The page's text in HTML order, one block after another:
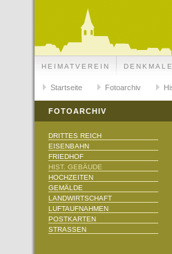
HEIMATVEREIN DENKMALE
Startseite Fotoarchiv
FOTOARCHIV
DRITTES REICH
EISENBAHN
FRIEDHOF
HIST. GEBÄUDE
HOCHZEITEN
GEMÄLDE
LANDWIRTSCHAFT
LUFTAUFNAHMEN
POSTKARTEN
STRASSEN